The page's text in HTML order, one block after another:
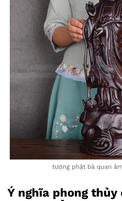
tượng phật bà quan
Ý nghĩa phong